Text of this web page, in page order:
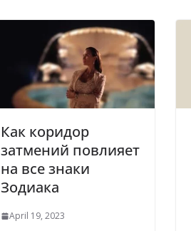
Как коридор
затмений повлияет
на все знаки
Зодиака
April 19, 2023